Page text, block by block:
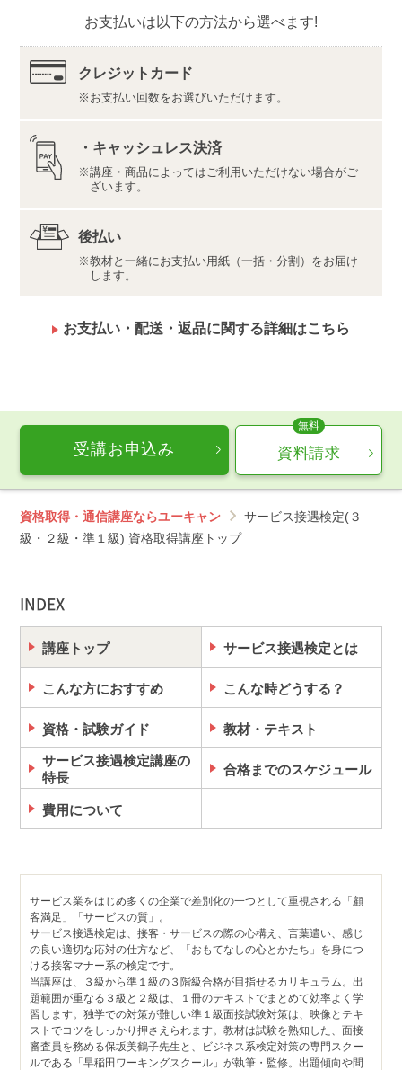
株式会社ユーキャンロジ
最新の内容をこちらよりご確認ください。
推奨環境（https://www.u-can.jp/digitaltool）
推奨環境であっても、確実・完全な動作を保証するも
のではありません。
インターネット接続料金等はお客様のご負担となりま
す。通信量の上限のない、または上限に余裕のある回
お支払いは以下の方法から選べます!
クレジットカード
お支払い回数をお選びいただけます。
・キャッシュレス決済
講座・商品によってはご利用いただけない場合がご
ざいます。
後払い
教材と一緒にお支払い用紙（一括・分割）をお届け
します。
お支払い・配送・返品に関する詳細はこちら
受講お申込み 資料請求
資格取得・通信講座ならユーキャン
サービス接遇検定(３
級・２級・準１級) 資格取得講座トップ
INDEX
講座トップ サービス接遇検定とは
こんな方におすすめ こんな時どうする？
資格・試験ガイド 教材・テキスト
サービス接遇検定講座の
特長
合格までのスケジュール
費用について
サービス業をはじめ多くの企業で差別化の一つとして重視される「顧
客満足」「サービスの質」。
サービス接遇検定は、接客・サービスの際の心構え、言葉遣い、感じ
の良い適切な応対の仕方など、「おもてなしの心とかたち」を身につ
ける接客マナー系の検定です。
当講座は、３級から準１級の３階級合格が目指せるカリキュラム。出
題範囲が重なる３級と２級は、１冊のテキストでまとめて効率よく学
習します。独学での対策が難しい準１級面接試験対策は、映像とテキ
ストでコツをしっかり押さえられます。教材は試験を熟知した、面接
審査員を務める保坂美鶴子先生と、ビジネス系検定対策の専門スクー
ルである「早稲田ワーキングスクール」が執筆・監修。出題傾向や間